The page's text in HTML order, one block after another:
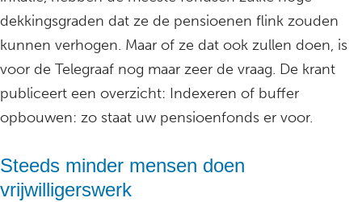
dekkingsgraden dat ze de pensioenen flink zouden
kunnen verhogen. Maar of ze dat ook zullen doen, is
voor de Telegraaf nog maar zeer de vraag. De krant
publiceert een overzicht: Indexeren of buffer
opbouwen: zo staat uw pensioenfonds er voor.
Steeds minder mensen doen
vrijwilligerswerk